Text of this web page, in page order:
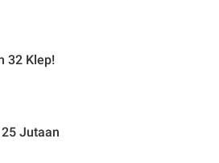
32 Klep!
Jutaan